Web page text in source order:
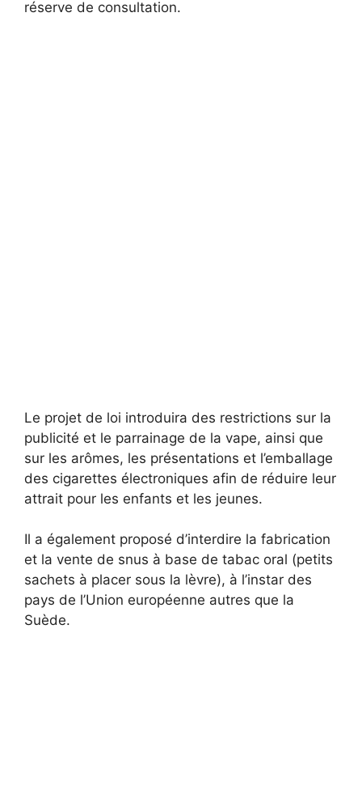
réserve de consultation.
Le projet de loi introduira des restrictions sur la
publicité et le parrainage de la vape, ainsi que
sur les arômes, les présentations et l’emballage
des cigarettes électroniques afin de réduire leur
attrait pour les enfants et les jeunes.
Il a également proposé d’interdire la fabrication
et la vente de snus à base de tabac oral (petits
sachets à placer sous la lèvre), à ​​l’instar des
pays de l’Union européenne autres que la
Suède.